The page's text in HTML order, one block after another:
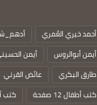
أحمد خيري العُمري
أيمن أبوالروس
أيمن
طارق البكري
عائض القرني
كتب أطفال 12 صفحة
كتب